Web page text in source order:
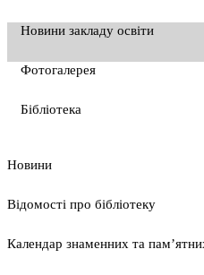
Новини закладу освіти
Фотогалерея
Бібліотека
Новини
Відомості про бібліотеку
Календар знаменних та